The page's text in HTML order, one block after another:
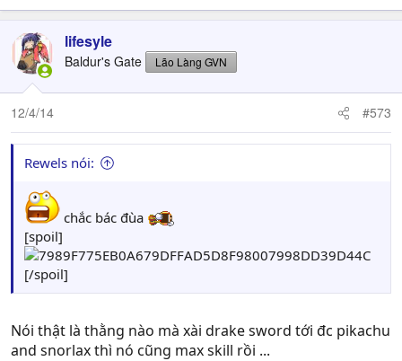
lifesyle
Baldur's Gate Lão Làng GVN
12/4/14 #573
Rewels nói:
chắc bác đùa
[spoil]
[/spoil]
Nói thật là thằng nào mà xài drake sword tới đc pikachu
and snorlax thì nó cũng max skill rồi ...